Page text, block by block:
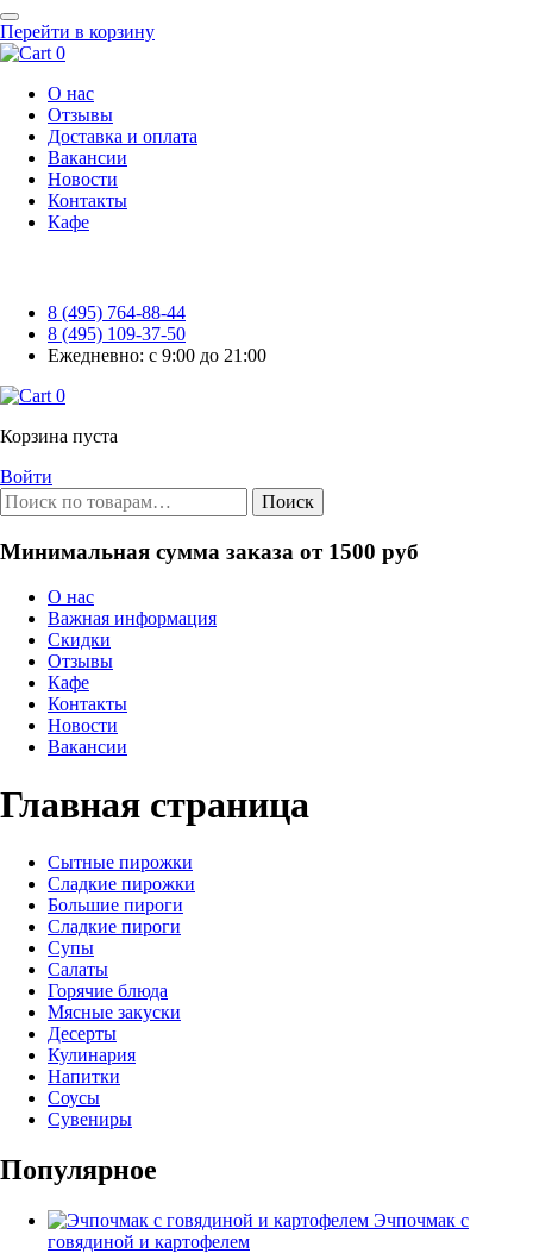
Перейти в корзину
0
О нас
Отзывы
Доставка и оплата
Вакансии
Новости
Контакты
Кафе
8 (495) 764-88-44
8 (495) 109-37-50
Ежедневно: с 9:00 до 21:00
0
Корзина пуста
Войти
Поиск
Минимальная сумма заказа от 1500 руб
О нас
Важная информация
Скидки
Отзывы
Кафе
Контакты
Новости
Вакансии
Главная страница
Сытные пирожки
Сладкие пирожки
Большие пироги
Сладкие пироги
Супы
Салаты
Горячие блюда
Мясные закуски
Десерты
Кулинария
Напитки
Соусы
Сувениры
Популярное
Эчпочмак с
говядиной и картофелем